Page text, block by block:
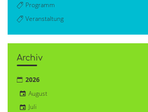
Programm
Veranstaltung
Archiv
2026
August
Juli